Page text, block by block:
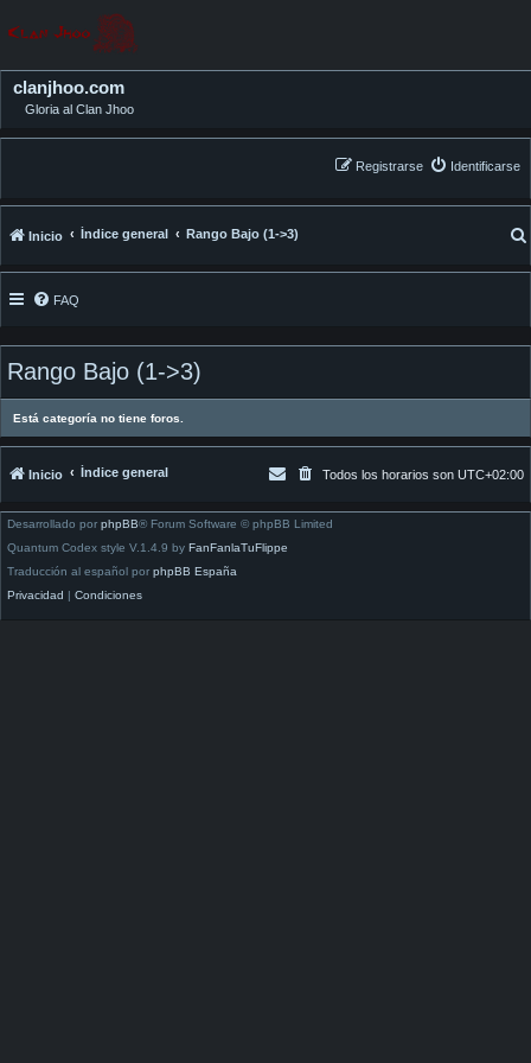
clanjhoo.com
Gloria al Clan Jhoo
Identificarse
Registrarse
Inicio Índice general Rango Bajo (1->3)
FAQ
Rango Bajo (1->3)
Está categoría no tiene foros.
Inicio Índice general Todos los horarios son UTC+02:00
Desarrollado por phpBB® Forum Software © phpBB Limited
Quantum Codex style V.1.4.9 by FanFanlaTuFlippe
Traducción al español por phpBB España
Privacidad
Condiciones